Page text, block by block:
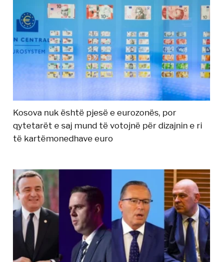
Kosova nuk është pjesë e eurozonës, por
qytetarët e saj mund të votojnë për dizajnin e ri
të kartëmonedhave euro